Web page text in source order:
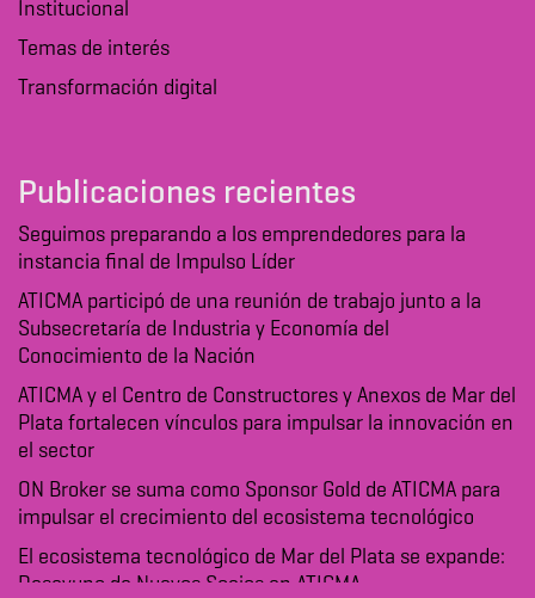
Institucional
Temas de interés
Transformación digital
Publicaciones recientes
Seguimos preparando a los emprendedores para la
instancia final de Impulso Líder
ATICMA participó de una reunión de trabajo junto a la
Subsecretaría de Industria y Economía del
Conocimiento de la Nación
ATICMA y el Centro de Constructores y Anexos de Mar del
Plata fortalecen vínculos para impulsar la innovación en
el sector
ON Broker se suma como Sponsor Gold de ATICMA para
impulsar el crecimiento del ecosistema tecnológico
El ecosistema tecnológico de Mar del Plata se expande:
Desayuno de Nuevos Socios en ATICMA